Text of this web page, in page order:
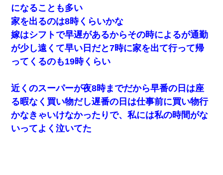
私「結婚やめるわ」 婚約者「え？なんでなんで？」 → 放置した
結果…｜生活｜ワロタあんてな
私は家が貧しくて、手に職をつけようと看護師になった。だけど
卒業を控えた年の1月末、車にひかれて看護師になれなくなった。
死亡・・・
兄の新しい嫁がやらかしすぎて辛い。当たり前のように実家や姪
の幼稚園に来る
になることも多い
家を出るのは8時くらいかな
嫁はシフトで早遅があるからその時によるが通勤
が少し遠くて早い日だと7時に家を出て行って帰
ってくるのも19時くらい
近くのスーパーが夜8時までだから早番の日は座
る暇なく買い物だし遅番の日は仕事前に買い物行
かなきゃいけなかったりで、私には私の時間がな
いってよく泣いてた